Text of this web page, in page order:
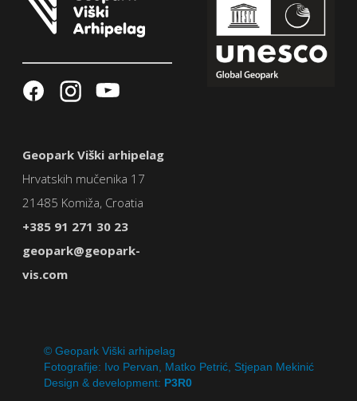
Geopark Viški arhipelag
Hrvatskih mučenika 17
21485 Komiža, Croatia
+385 91 271 30 23
geopark@geopark-
vis.com
© Geopark Viški arhipelag
Fotografije: Ivo Pervan, Matko Petrić, Stjepan Mekinić
Design & development: P3R0